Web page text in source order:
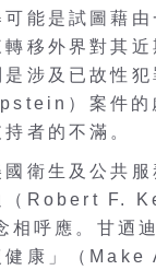
能是試圖藉由
移外界對其近
涉及已故性犯
）案件的
者的不滿。
國衛生及公共
（Robert F.
相呼應。甘迺
健康」（Make